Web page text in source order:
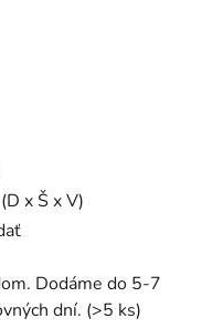
x Š x V)
Dodáme do 5-7
dní. (>5 ks)